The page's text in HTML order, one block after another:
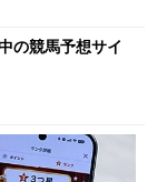
の競馬予想サイ